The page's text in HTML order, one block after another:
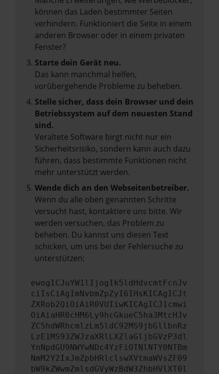
können das Laden bestimmter Seiten
verhindern. Funktioniert die Seite in einem
anderen Browser oder in einem privaten
Fenster?
Starte dein Gerät neu.
Das kann manchmal helfen,
vorübergehende Probleme zu beheben.
Stelle sicher, dass dein Browser und dein
Betriebssystem auf dem neuesten Stand
sind.
Veraltete Software birgt nicht nur ein
Sicherheitsrisiko, sondern kann auch dazu
führen, dass bestimmte Funktionen nicht
mehr unterstützt werden.
Wende dich an den Webseitenbetreiber.
Wenn du alle oben genannten Schritte
versucht hast, kontaktiere uns bitte. Wir
werden versuchen, das Problem zu
beheben. Du kannst uns diesen Text
schicken, um uns bei der Fehlersuche zu
unterstützen:
ewogICJuYW1lIjogIk5ldHdvcmtFcnJv
ciIsCiAgImNvbmZpZyI6IHsKICAgICJt
ZXRob2QiOiAiR0VUIiwKICAgICJ1cmwi
OiAiaHR0cHM6Ly9hcGkueC5ha3MtcHJv
ZC5hdWRhcmlzLm5ldC92MS9jbGllbnRz
LzE1MS93ZWJzaXRlLXZlaGljbGVzP3dl
YnNpdGU9NWYwNDc4YzFiOTNlNTY0NTBm
NmM2Y2IxJmZpbHRlclswXVtmaWVsZF09
bW9kZWwmZmlsdGVyWzBdW3ZhbHVlXT0l